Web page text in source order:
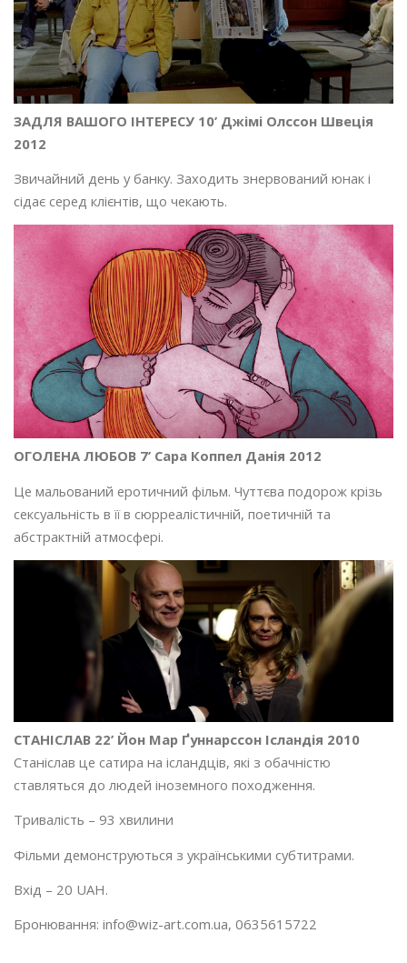
ЗАДЛЯ ВАШОГО ІНТЕРЕСУ 10’ Джімі Олссон Швеція
2012
Звичайний день у банку. Заходить знервований юнак і
сідає серед клієнтів, що чекають.
ОГОЛЕНА ЛЮБОВ 7’ Сара Коппел Данія 2012
Це мальований еротичний фільм. Чуттєва подорож крізь
сексуальність в її в сюрреалістичній, поетичній та
абстрактній атмосфері.
СТАНІСЛАВ 22’ Йон Мар Ґуннарссон Ісландія 2010
Станіслав це сатира на ісландців, які з обачністю
ставляться до людей іноземного походження.
Тривалість – 93 хвилини
Фільми демонструються з українськими субтитрами.
Вхід – 20 UAH.
Бронювання: info@wiz-art.com.ua, 0635615722